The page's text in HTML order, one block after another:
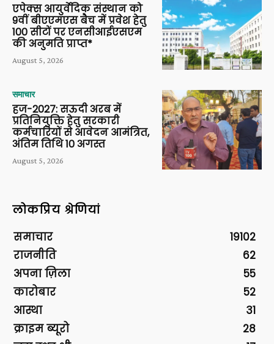
एपेक्स आयुर्वेदिक संस्थान को
9वीं बीएएमएस बैच में प्रवेश हेतु
100 सीटों पर एनसीआईएसएम
की अनुमति प्राप्त*
August 5, 2026
समाचार
हज-2027: सऊदी अरब में
प्रतिनियुक्ति हेतु सरकारी
कर्मचारियों से आवेदन आमंत्रित,
अंतिम तिथि 10 अगस्त
August 5, 2026
लोकप्रिय श्रेणियां
समाचार
19102
राजनीति
62
अपना ज़िला
55
कारोबार
52
आस्था
31
क्राइम ब्यूरो
28